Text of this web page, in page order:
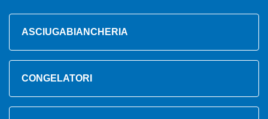
ASCIUGABIANCHERIA
CONGELATORI